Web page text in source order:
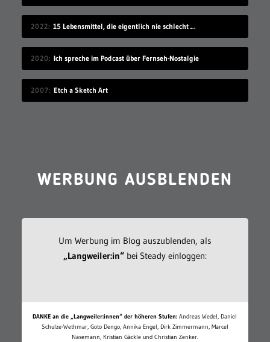
2022 15 Lebensmittel, die eigentlich nie schlecht werden
2020 Ich spreche im Podcast über Fernseh-Nostalgie
2007 Etch a Sketch Art
WERBUNG AUSBLENDEN
Um Werbung im Blog auszublenden, als
„Langweiler:in“bei Steady einloggen:
DANKE an die „Langweiler:innen“ der höheren Stufen: Andreas Wedel, Daniel
Schulze-Wethmar, Goto Dengo, Annika Engel, Dirk Zimmermann, Marcel
Nasemann, Kristian Gäckle und Christian Zenker.